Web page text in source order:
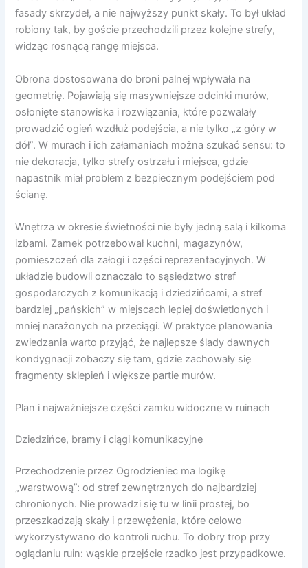
fasady skrzydeł, a nie najwyższy punkt skały. To był układ
robiony tak, by goście przechodzili przez kolejne strefy,
widząc rosnącą rangę miejsca.
Obrona dostosowana do broni palnej wpływała na
geometrię. Pojawiają się masywniejsze odcinki murów,
osłonięte stanowiska i rozwiązania, które pozwalały
prowadzić ogień wzdłuż podejścia, a nie tylko „z góry w
dół”. W murach i ich załamaniach można szukać sensu: to
nie dekoracja, tylko strefy ostrzału i miejsca, gdzie
napastnik miał problem z bezpiecznym podejściem pod
ścianę.
Wnętrza w okresie świetności nie były jedną salą i kilkoma
izbami. Zamek potrzebował kuchni, magazynów,
pomieszczeń dla załogi i części reprezentacyjnych. W
układzie budowli oznaczało to sąsiedztwo stref
gospodarczych z komunikacją i dziedzińcami, a stref
bardziej „pańskich” w miejscach lepiej doświetlonych i
mniej narażonych na przeciągi. W praktyce planowania
zwiedzania warto przyjąć, że najlepsze ślady dawnych
kondygnacji zobaczy się tam, gdzie zachowały się
fragmenty sklepień i większe partie murów.
Plan i najważniejsze części zamku widoczne w ruinach
Dziedzińce, bramy i ciągi komunikacyjne
Przechodzenie przez Ogrodzieniec ma logikę
„warstwową”: od stref zewnętrznych do najbardziej
chronionych. Nie prowadzi się tu w linii prostej, bo
przeszkadzają skały i przewężenia, które celowo
wykorzystywano do kontroli ruchu. To dobry trop przy
oglądaniu ruin: wąskie przejście rzadko jest przypadkowe.